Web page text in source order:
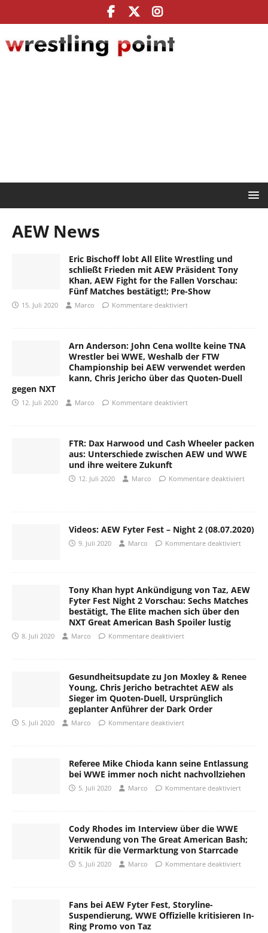
AEW News
Eric Bischoff lobt All Elite Wrestling und
schließt Frieden mit AEW Präsident Tony
Khan, AEW Fight for the Fallen Vorschau:
Fünf Matches bestätigt!; Pre-Show
15. Juli 2020 Marco Kommentare deaktiviert
Arn Anderson: John Cena wollte keine TNA
Wrestler bei WWE, Weshalb der FTW
Championship bei AEW verwendet werden
kann, Chris Jericho über das Quoten-Duell
gegen NXT
12. Juli 2020 Marco Kommentare deaktiviert
FTR: Dax Harwood und Cash Wheeler packen
aus: Unterschiede zwischen AEW und WWE
und ihre weitere Zukunft
12. Juli 2020 Marco Kommentare deaktiviert
Videos: AEW Fyter Fest – Night 2 (08.07.2020)
9. Juli 2020 Marco Kommentare deaktiviert
Tony Khan hypt Ankündigung von Taz, AEW
Fyter Fest Night 2 Vorschau: Sechs Matches
bestätigt, The Elite machen sich über den
NXT Great American Bash Spoiler lustig
8. Juli 2020 Marco Kommentare deaktiviert
Gesundheitsupdate zu Jon Moxley & Renee
Young, Chris Jericho betrachtet AEW als
Sieger im Quoten-Duell, Ursprünglich
geplanter Anführer der Dark Order
5. Juli 2020 Marco Kommentare deaktiviert
Referee Mike Chioda kann seine Entlassung
bei WWE immer noch nicht nachvollziehen
5. Juli 2020 Marco Kommentare deaktiviert
Cody Rhodes im Interview über die WWE
Verwendung von The Great American Bash;
Kritik für die Vermarktung von Starrcade
5. Juli 2020 Marco Kommentare deaktiviert
Fans bei AEW Fyter Fest, Storyline-
Suspendierung, WWE Offizielle kritisieren In-
Ring Promo von Taz